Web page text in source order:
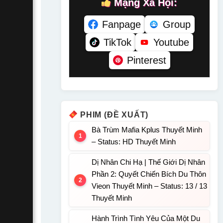
Mạng Xã Hội:
Fanpage
Group
TikTok
Youtube
Pinterest
PHIM (ĐỀ XUẤT)
Bà Trùm Mafia Kplus Thuyết Minh
– Status: HD Thuyết Minh
Dị Nhân Chi Hạ | Thế Giới Dị Nhân
Phần 2: Quyết Chiến Bích Du Thôn
Vieon Thuyết Minh – Status: 13 / 13
Thuyết Minh
Hành Trình Tình Yêu Của Một Du